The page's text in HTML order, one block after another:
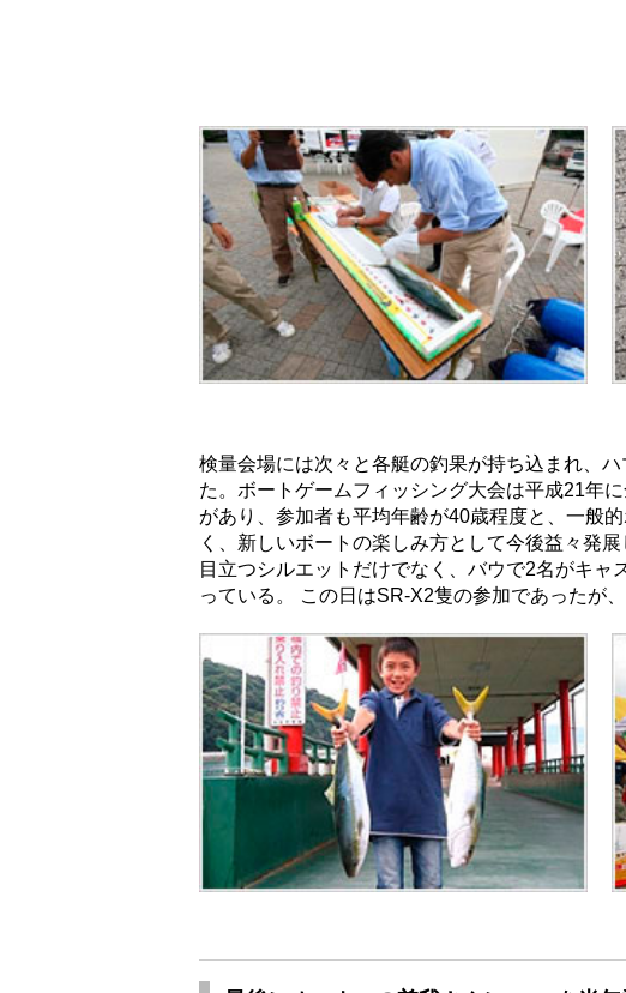
検量会場には次々と各艇の釣果が持ち込まれ、
た。ボートゲームフィッシング大会は平成21年
があり、参加者も平均年齢が40歳程度と、一般
く、新しいボートの楽しみ方として今後益々発
目立つシルエットだけでなく、バウで2名がキ
っている。 この日はSR-X2隻の参加であったが